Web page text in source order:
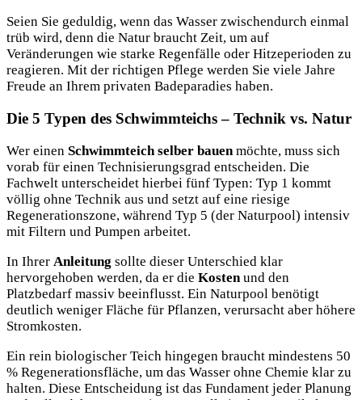
Seien Sie geduldig, wenn das Wasser zwischendurch einmal
trüb wird, denn die Natur braucht Zeit, um auf
Veränderungen wie starke Regenfälle oder Hitzeperioden zu
reagieren. Mit der richtigen Pflege werden Sie viele Jahre
Freude an Ihrem privaten Badeparadies haben.
Die 5 Typen des Schwimmteichs – Technik vs. Natur
Wer einen Schwimmteich selber bauenmöchte, muss sich
vorab für einen Technisierungsgrad entscheiden. Die
Fachwelt unterscheidet hierbei fünf Typen: Typ 1 kommt
völlig ohne Technik aus und setzt auf eine riesige
Regenerationszone, während Typ 5 (der Naturpool) intensiv
mit Filtern und Pumpen arbeitet.
In Ihrer Anleitung sollte dieser Unterschied klar
hervorgehoben werden, da er die Kostenund den
Platzbedarf massiv beeinflusst. Ein Naturpool benötigt
deutlich weniger Fläche für Pflanzen, verursacht aber höhere
Stromkosten.
Ein rein biologischer Teich hingegen braucht mindestens 50
% Regenerationsfläche, um das Wasser ohne Chemie klar zu
halten. Diese Entscheidung ist das Fundament jeder Planung